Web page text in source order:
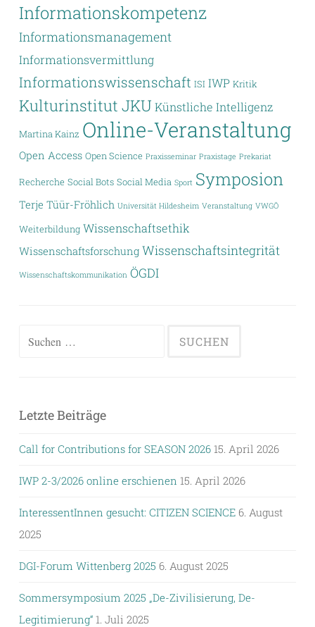
Informationskompetenz
Informationsmanagement
Informationsvermittlung
Informationswissenschaft ISI IWP Kritik
Kulturinstitut JKU Künstliche Intelligenz
Martina Kainz Online-Veranstaltung
Open Access Open Science Praxisseminar Praxistage Prekariat
Recherche Social Bots Social Media Sport Symposion
Terje Tüür-Fröhlich Universität Hildesheim Veranstaltung VWGÖ
Weiterbildung Wissenschaftsethik
Wissenschaftsforschung Wissenschaftsintegrität
Wissenschaftskommunikation ÖGDI
Suchen
Letzte Beiträge
Call for Contributions for SEASON 2026 15. April 2026
IWP 2-3/2026 online erschienen 15. April 2026
InteressentInnen gesucht: CITIZEN SCIENCE 6. August
2025
DGI-Forum Wittenberg 2025 6. August 2025
Sommersymposium 2025 „De-Zivilisierung, De-
Legitimierung“ 1. Juli 2025